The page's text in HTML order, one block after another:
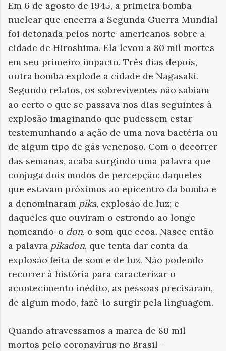
Em 6 de agosto de 1945, a primeira bomba
nuclear que encerra a Segunda Guerra Mundial
foi detonada pelos norte-americanos sobre a
cidade de Hiroshima. Ela levou a 80 mil mortes
em seu primeiro impacto. Três dias depois,
outra bomba explode a cidade de Nagasaki.
Segundo relatos, os sobreviventes não sabiam
ao certo o que se passava nos dias seguintes à
explosão imaginando que pudessem estar
testemunhando a ação de uma nova bactéria ou
de algum tipo de gás venenoso. Com o decorrer
das semanas, acaba surgindo uma palavra que
conjuga dois modos de percepção: daqueles
que estavam próximos ao epicentro da bomba e
a denominaram pika, explosão de luz; e
daqueles que ouviram o estrondo ao longe
nomeando-o don, o som que ecoa. Nasce então
a palavra pikadon, que tenta dar conta da
explosão feita de som e de luz. Não podendo
recorrer à história para caracterizar o
acontecimento inédito, as pessoas precisaram,
de algum modo, fazê-lo surgir pela linguagem.
Quando atravessamos a marca de 80 mil
mortos pelo coronavírus no Brasil –